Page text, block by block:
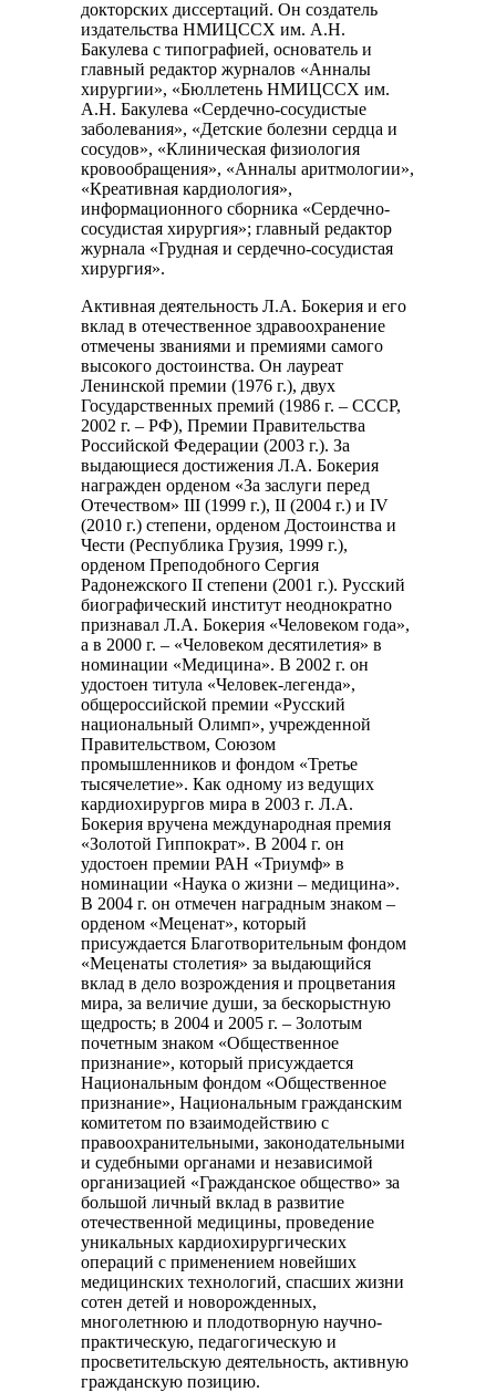
докторских диссертаций. Он создатель
издательства НМИЦССХ им. А.Н.
Бакулева с типографией, основатель и
главный редактор журналов «Анналы
хирургии», «Бюллетень НМИЦССХ им.
А.Н. Бакулева «Сердечно-сосудистые
заболевания», «Детские болезни сердца и
сосудов», «Клиническая физиология
кровообращения», «Анналы аритмологии»,
«Креативная кардиология»,
информационного сборника «Сердечно-
сосудистая хирургия»; главный редактор
журнала «Грудная и сердечно-сосудистая
хирургия».
Активная деятельность Л.А. Бокерия и его
вклад в отечественное здравоохранение
отмечены званиями и премиями самого
высокого достоинства. Он лауреат
Ленинской премии (1976 г.), двух
Государственных премий (1986 г. – СССР,
2002 г. – РФ), Премии Правительства
Российской Федерации (2003 г.). За
выдающиеся достижения Л.А. Бокерия
награжден орденом «За заслуги перед
Отечеством» III (1999 г.), II (2004 г.) и IV
(2010 г.) степени, орденом Достоинства и
Чести (Республика Грузия, 1999 г.),
орденом Преподобного Сергия
Радонежского II степени (2001 г.). Русский
биографический институт неоднократно
признавал Л.А. Бокерия «Человеком года»,
а в 2000 г. – «Человеком десятилетия» в
номинации «Медицина». В 2002 г. он
удостоен титула «Человек-легенда»,
общероссийской премии «Русский
национальный Олимп», учрежденной
Правительством, Союзом
промышленников и фондом «Третье
тысячелетие». Как одному из ведущих
кардиохирургов мира в 2003 г. Л.А.
Бокерия вручена международная премия
«Золотой Гиппократ». В 2004 г. он
удостоен премии РАН «Триумф» в
номинации «Наука о жизни – медицина».
В 2004 г. он отмечен наградным знаком –
орденом «Меценат», который
присуждается Благотворительным фондом
«Меценаты столетия» за выдающийся
вклад в дело возрождения и процветания
мира, за величие души, за бескорыстную
щедрость; в 2004 и 2005 г. – Золотым
почетным знаком «Общественное
признание», который присуждается
Национальным фондом «Общественное
признание», Национальным гражданским
комитетом по взаимодействию с
правоохранительными, законодательными
и судебными органами и независимой
организацией «Гражданское общество» за
большой личный вклад в развитие
отечественной медицины, проведение
уникальных кардиохирургических
операций с применением новейших
медицинских технологий, спасших жизни
сотен детей и новорожденных,
многолетнюю и плодотворную научно-
практическую, педагогическую и
просветительскую деятельность, активную
гражданскую позицию.